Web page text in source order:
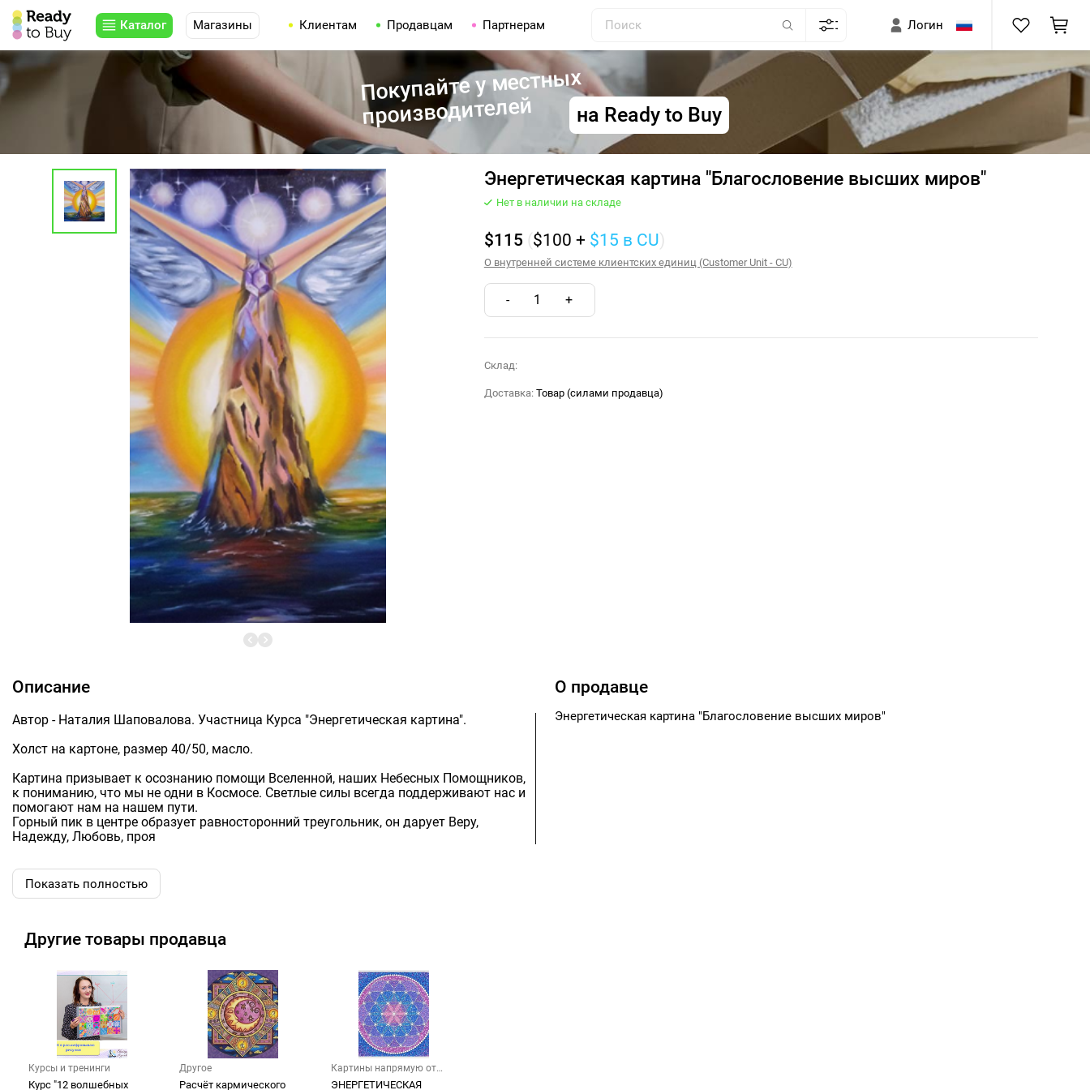
Каталог Магазины Клиентам Продавцам Партнерам Логин
Покупайте у местных
производителей на Ready to Buy
Энергетическая картина "Благословение высших миров"
Нет в наличии на складе
$115 ($100 + $15 в CU)
О внутренней системе клиентских единиц (Customer Unit - CU)
- 1 +
Склад:
Доставка: Товар (силами продавца)
Описание
Автор - Наталия Шаповалова. Участница Курса "Энергетическая картина".
Холст на картоне, размер 40/50, масло.
Картина призывает к осознанию помощи Вселенной, наших Небесных Помощников,
к пониманию, что мы не одни в Космосе. Светлые силы всегда поддерживают нас и
помогают нам на нашем пути.
Горный пик в центре образует равносторонний треугольник, он дарует Веру,
Надежду, Любовь, проя
Показать полностью
О продавце
Энергетическая картина "Благословение высших миров"
Другие товары продавца
Курсы и тренинги
Курс "12 волшебных
Другое
Расчёт кармического
Картины напрямую от
художника
ЭНЕРГЕТИЧЕСКАЯ